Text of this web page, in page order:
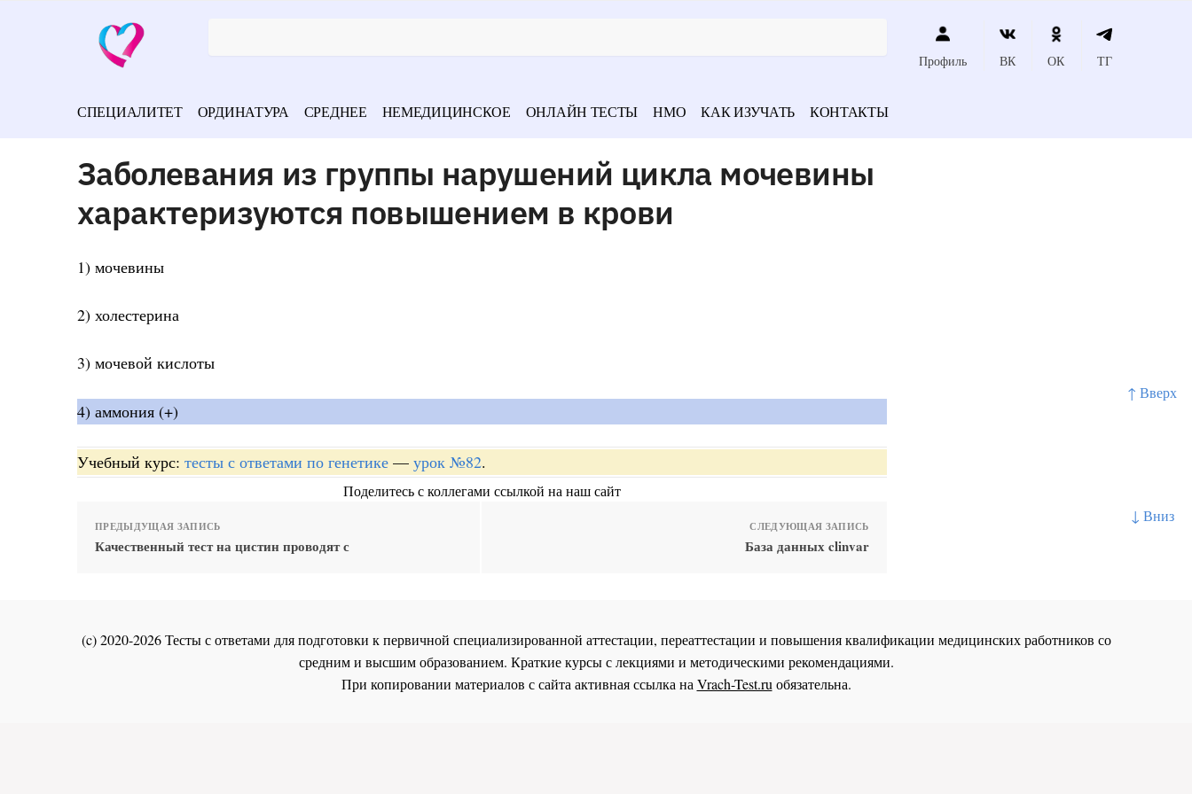
↑ Вверх
↓ Вниз
Профиль ВК ОК ТГ
СПЕЦИАЛИТЕТ ОРДИНАТУРА СРЕДНЕЕ НЕМЕДИЦИНСКОЕ ОНЛАЙН ТЕСТЫ НМО КАК ИЗУЧАТЬ КОНТАКТЫ
Заболевания из группы нарушений цикла мочевины
характеризуются повышением в крови
1) мочевины
2) холестерина
3) мочевой кислоты
4) аммония (+)
Учебный курс: тесты с ответами по генетике — урок №82.
Поделитесь с коллегами ссылкой на наш сайт
ПРЕДЫДУЩАЯ ЗАПИСЬ
Качественный тест на цистин проводят с
СЛЕДУЮЩАЯ ЗАПИСЬ
База данных clinvar
(c) 2020-2026 Тесты с ответами для подготовки к первичной специализированной аттестации, переаттестации и повышения квалификации медицинских работников со
средним и высшим образованием. Краткие курсы с лекциями и методическими рекомендациями.
При копировании материалов с сайта активная ссылка наVrach-Test.ruобязательна.